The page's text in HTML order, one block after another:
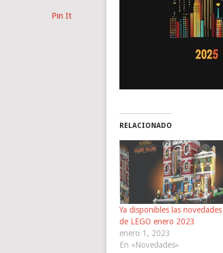
RELACIONADO
Ya disponibles las novedades
de LEGO enero 2023
enero 1, 2023
En «Novedades»
Pin It